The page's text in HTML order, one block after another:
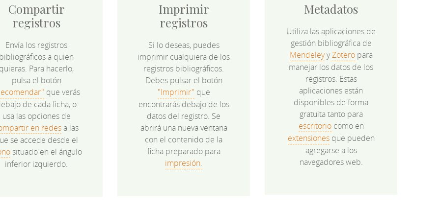
Compartir
registros
Envía los registros
a quien
Para hacerlo,
pulsa el botón
que verás
de cada ficha, o
usa las opciones de
en redesa las
se accede desde el
situado en el ángulo
inferior izquierdo.
Imprimir
registros
Si lo deseas, puedes
imprimir cualquiera de los
registros bibliográficos.
Debes pulsar el botón
"Imprimir" que
encontrarás debajo de los
datos del registro. Se
abrirá una nueva ventana
con el contenido de la
ficha preparado para
impresión.
Metadatos
Utiliza las aplicaciones de
gestión bibliográfica de
MendeleyyZoteropara
manejar los datos de los
registros. Estas
aplicaciones están
disponibles de forma
gratuita tanto para
escritoriocomo en
extensionesque pueden
agregarse a los
navegadores web.